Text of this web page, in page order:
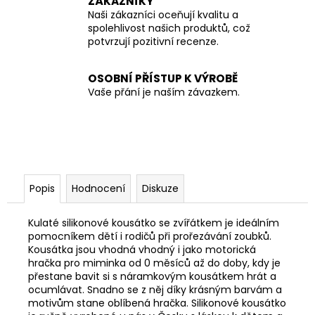
Naši zákazníci oceňují kvalitu a
spolehlivost našich produktů, což
potvrzují pozitivní recenze.
OSOBNÍ PŘÍSTUP K VÝROBĚ
Vaše přání je naším závazkem.
Popis Hodnocení Diskuze
Kulaté silikonové kousátko se zvířátkem je ideálním
pomocníkem dětí i rodičů při prořezávání zoubků.
Kousátka jsou vhodná vhodný i jako motorická
hračka pro miminka od 0 měsíců až do doby, kdy je
přestane bavit si s náramkovým kousátkem hrát a
ocumlávat. Snadno se z něj díky krásným barvám a
motivům stane oblíbená hračka. Silikonové kousátko